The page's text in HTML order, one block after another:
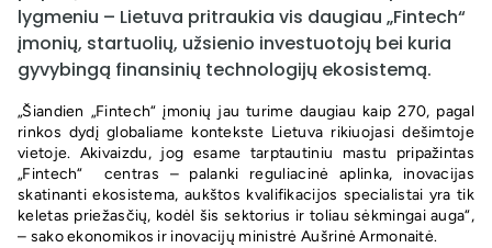
lygmeniu – Lietuva pritraukia vis daugiau „Fintech“
įmonių, startuolių, užsienio investuotojų bei kuria
gyvybingą finansinių technologijų ekosistemą.
„Šiandien „Fintech“ įmonių jau turime daugiau kaip 270, pagal
rinkos dydį globaliame kontekste Lietuva rikiuojasi dešimtoje
vietoje. Akivaizdu, jog esame tarptautiniu mastu pripažintas
„Fintech“ centras – palanki reguliacinė aplinka, inovacijas
skatinanti ekosistema, aukštos kvalifikacijos specialistai yra tik
keletas priežasčių, kodėl šis sektorius ir toliau sėkmingai auga“,
– sako ekonomikos ir inovacijų ministrė Aušrinė Armonaitė.